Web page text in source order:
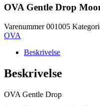
OVA Gentle Drop
Varenummer001005
OVA
Beskrivelse
Beskrivelse
OVA Gentle Drop